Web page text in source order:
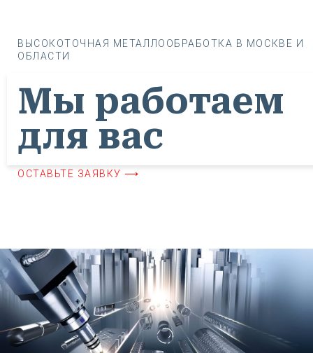
ВЫСОКОТОЧНАЯ МЕТАЛЛООБРАБОТКА В МОСКВЕ И
ОБЛАСТИ
Мы работаем
для вас
ОСТАВЬТЕ ЗАЯВКУ ⟶